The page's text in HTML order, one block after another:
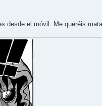
desde el móvil. Me queréis matal